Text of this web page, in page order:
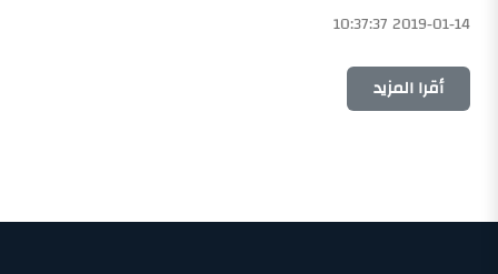
2019-01-14 10:37:37
أقرا المزيد